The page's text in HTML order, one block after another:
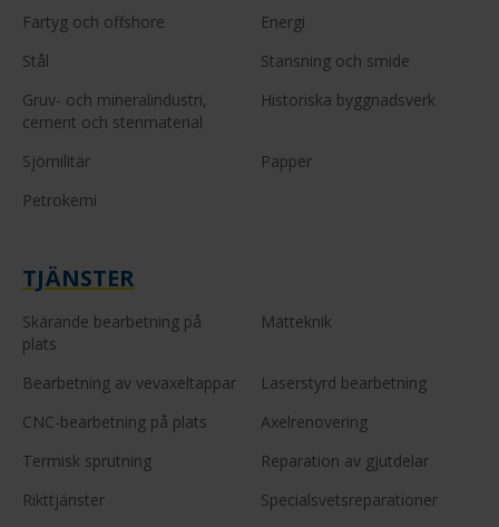
Fartyg och offshore
Energi
Stål
Stansning och smide
Gruv- och mineralindustri,
cement och stenmaterial
Historiska byggnadsverk
Sjömilitär
Papper
Petrokemi
TJÄNSTER
Skärande bearbetning på
plats
Mätteknik
Bearbetning av vevaxeltappar
Laserstyrd bearbetning
CNC-bearbetning på plats
Axelrenovering
Termisk sprutning
Reparation av gjutdelar
Rikttjänster
Specialsvetsreparationer